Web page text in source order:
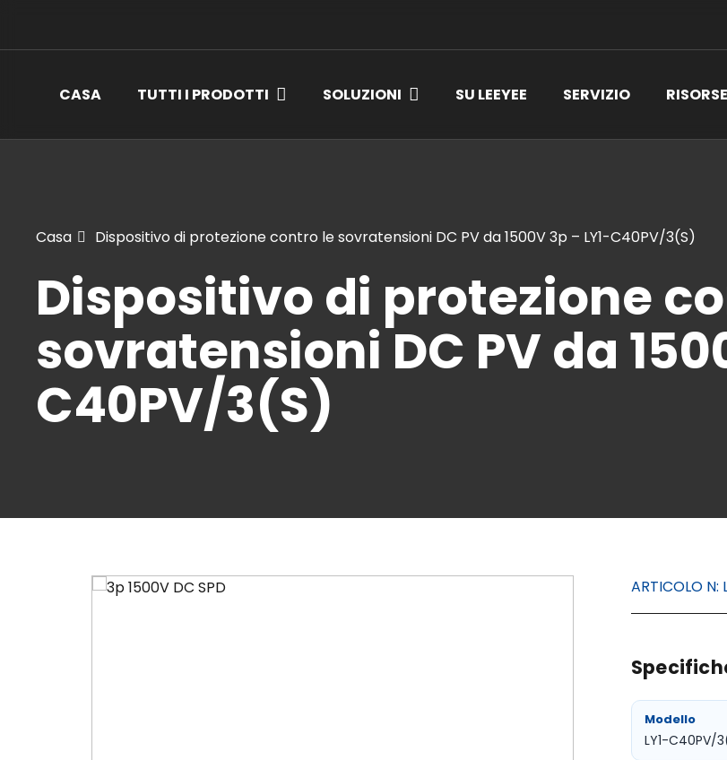
CASA TUTTI I PRODOTTI SOLUZIONI SU LEEYEE SERVIZIO RISORSE
Casa Dispositivo di protezione contro le sovratensioni DC PV da 1500V 3p – LY1-C40PV/3(S)
Dispositivo di protezione
sovratensioni DC PV da
C40PV/3(S)
ARTICOLO N:
Modello
LY1-C40PV/